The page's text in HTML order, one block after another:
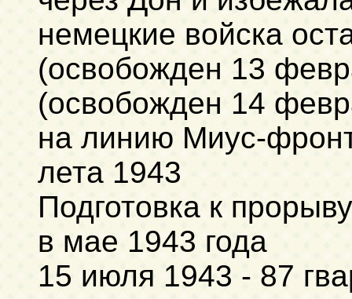
немецкие войска
(освобожден 13
(освобожден 14
на линию Миус-
лета 1943
Подготовка к
в мае 1943 года
15 июля 1943 - 87